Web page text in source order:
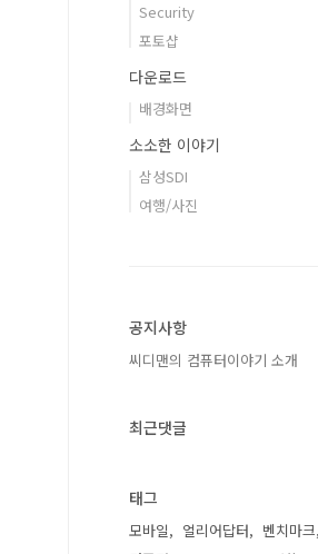
Security
포토샵
다운로드
배경화면
소소한 이야기
삼성SDI
여행/사진
공지사항
씨디맨의 컴퓨터이야기 소개
최근댓글
태그
모바일 얼리어답터 벤치마크